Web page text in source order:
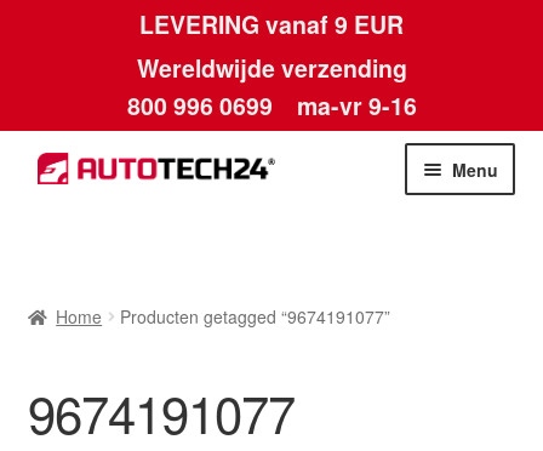
LEVERING vanaf 9 EUR
Wereldwijde verzending
800 996 0699 ma-vr 9-16
Ga
door
Ga
naar
Menu
Betalingen
Home Producten getagged “9674191077”
9674191077